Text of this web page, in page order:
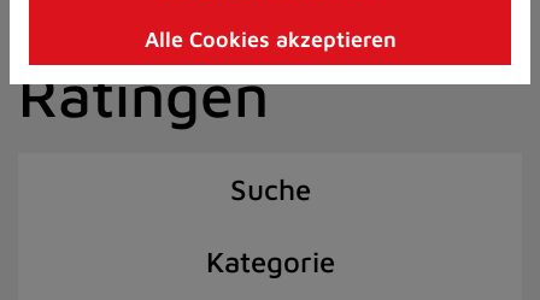
I)
der Stadt
Ratingen
Suche
Kategorie
Alle Cookies akzeptieren